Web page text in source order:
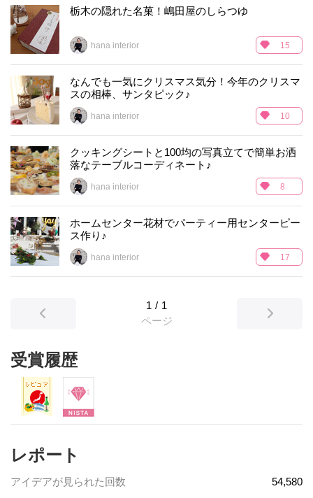
栃木の隠れた名菓！嶋田屋のしらつゆ
hana interior 15
なんでも一気にクリスマス気分！今年のクリスマ
スの相棒、サンタピック♪
hana interior 10
クッキングシートと100均の写真立てで簡単お洒
落なテーブルコーディネート♪
hana interior 8
ホームセンター花材でパーティー用センターピー
ス作り♪
hana interior 17
1 / 1
ページ
受賞履歴
レポート
アイデアが見られた回数
54,580